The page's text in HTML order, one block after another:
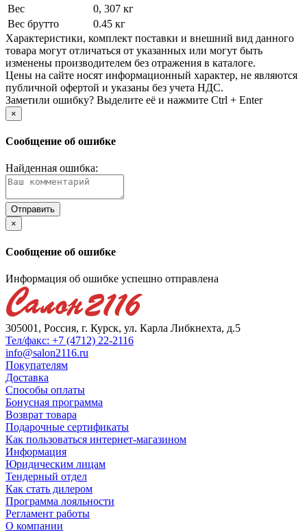
Вес
0, 307 кг
Вес брутто
0.45 кг
Xарактеристики, комплект поставки и внешний вид данного
товара могут отличаться от указанных или могут быть
изменены производителем без отражения в каталоге.
Цены на сайте носят информационный характер, не являются
публичной офертой и указаны без учета НДС.
Заметили ошибку? Выделите её и нажмите Ctrl + Enter
×
Сообщение об ошибке
Найденная ошибка:
×
Сообщение об ошибке
Информация об ошибке успешно отправлена
305001, Россия, г. Курск, ул. Карла Либкнехта, д.5
Тел/факс: +7 (4712) 22-2116
info@salon2116.ru
Покупателям
Доставка
Способы оплаты
Бонусная программа
Возврат товара
Подарочные сертификаты
Как пользоваться интернет-магазином
Информация
Юридическим лицам
Тендерный отдел
Как стать дилером
Программа лояльности
Регламент работы
О компании